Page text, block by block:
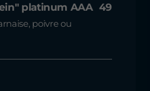
platinum AAA 49
poivre ou